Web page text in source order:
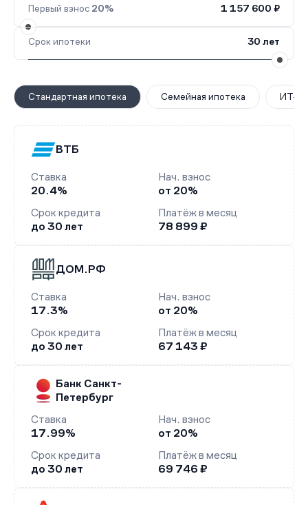
Первый взнос 20% 1 157 600 ₽
Срок ипотеки 30 лет
Стандартная ипотека Семейная ипотека ИТ-
ВТБ
Ставка
20.4%
Нач. взнос
от 20%
Срок кредита
до 30 лет
Платёж в месяц
78 899 ₽
ДОМ.РФ
Ставка
17.3%
Нач. взнос
от 20%
Срок кредита
до 30 лет
Платёж в месяц
67 143 ₽
Банк Санкт-
Петербург
Ставка
17.99%
Нач. взнос
от 20%
Срок кредита
до 30 лет
Платёж в месяц
69 746 ₽